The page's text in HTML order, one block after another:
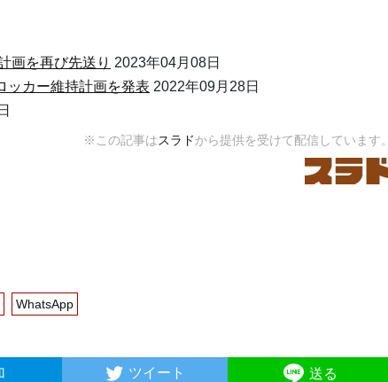
画を再び先送り 2023年04月08日
ッカー維持計画を発表 2022年09月28日
※この記事はスラドから提供を受けて配信しています。
WhatsApp
ツイート 送る